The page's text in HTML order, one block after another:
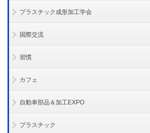
プラスチック成形加工学会
国際交流
習慣
カフェ
自動車部品＆加工EXPO
プラスチック